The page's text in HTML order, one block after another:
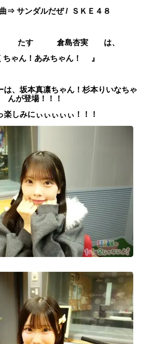
⇒ サンダルだぜ/ ＳＫＥ４８
たす 倉島杏実 は、
ちゃん！あみちゃん！
』
は、坂本真凛ちゃん！杉本りいなちゃ
んが登場！！！
楽しみにぃぃぃぃぃ！！！